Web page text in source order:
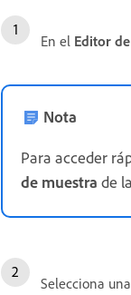
En el Editor
Nota
Para acceder
de muestra de la
Selecciona